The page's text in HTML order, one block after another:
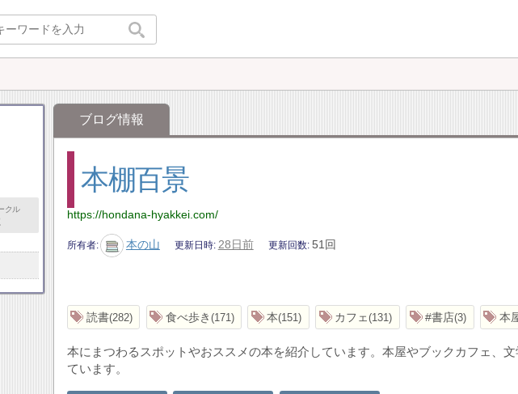
ブログ情報
本棚百景
https://hondana-hyakkei.com/
所有者 本の山 更新日時 28日前 更新回数 51回
読書 282 食べ歩き 171 本 151 カフェ 131 #書店 3 本
本にまつわるスポットやおススメの本を紹介しています。本屋やブックカフェ、
ています。
クル